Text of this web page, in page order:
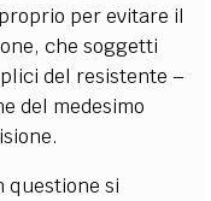
per evitare il
che soggetti
del resistente –
del medesimo
questione si